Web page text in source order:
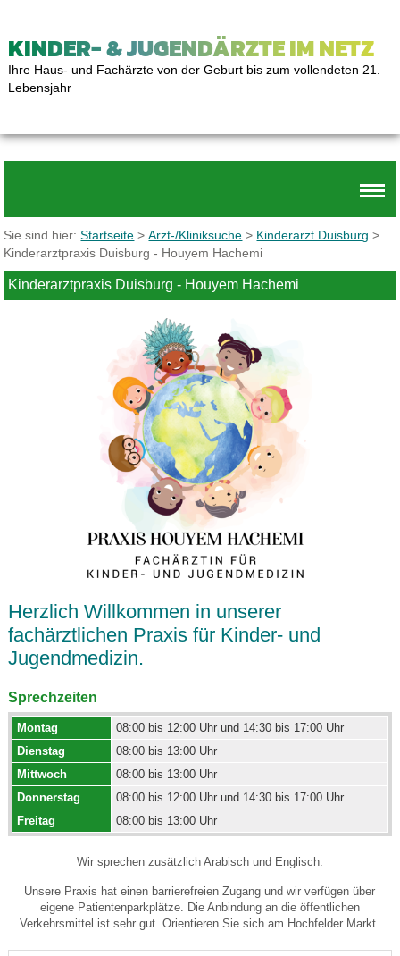
KINDER- & JUGENDÄRZTE IM NETZ
Ihre Haus- und Fachärzte von der Geburt bis zum vollendeten 21.
Lebensjahr
Sie sind hier:Startseite >Arzt-/Kliniksuche > Kinderarzt Duisburg >
Kinderarztpraxis Duisburg - Houyem Hachemi
Kinderarztpraxis Duisburg - Houyem Hachemi
Herzlich Willkommen in unserer
fachärztlichen Praxis für Kinder- und
Jugendmedizin.
Sprechzeiten
Montag
08:00 bis 12:00 Uhr und 14:30 bis 17:00 Uhr
Dienstag
08:00 bis 13:00 Uhr
Mittwoch
08:00 bis 13:00 Uhr
Donnerstag
08:00 bis 12:00 Uhr und 14:30 bis 17:00 Uhr
Freitag
08:00 bis 13:00 Uhr
Wir sprechen zusätzlich Arabisch und Englisch.
Unsere Praxis hat einen barrierefreien Zugang und wir verfügen über
eigene Patientenparkplätze. Die Anbindung an die öffentlichen
Verkehrsmittel ist sehr gut. Orientieren Sie sich am Hochfelder Markt.